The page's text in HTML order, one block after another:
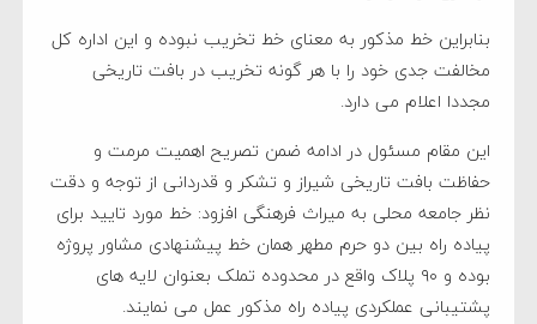
بنابراین خط مذکور به معنای خط تخریب نبوده و این اداره کل
مخالفت جدی خود را با هر گونه تخریب در بافت تاریخی
مجددا اعلام می دارد.
این مقام مسئول در ادامه ضمن تصریح اهمیت مرمت و
حفاظت بافت تاریخی شیراز و تشکر و قدردانی از توجه و دقت
نظر جامعه محلی به میراث فرهنگی افزود: خط مورد تایید برای
پیاده راه بین دو حرم مطهر همان خط پیشنهادی مشاور پروژه
بوده و ۹۰ پلاک واقع در محدوده تملک بعنوان لایه های
پشتیبانی عملکردی پیاده راه مذکور عمل می نمایند.